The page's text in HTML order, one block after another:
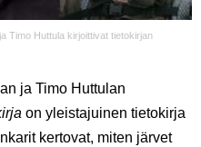
Timo Huttula kirjoittivat tietokirjan
ja Timo Huttulan
on yleistajuinen tietokirja
kertovat, miten järvet